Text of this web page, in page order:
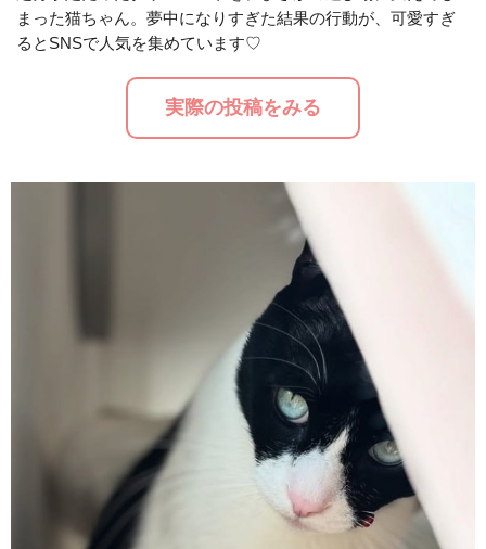
まった猫ちゃん。夢中になりすぎた結果の行動が、可愛すぎ
るとSNSで人気を集めています♡
実際の投稿をみる